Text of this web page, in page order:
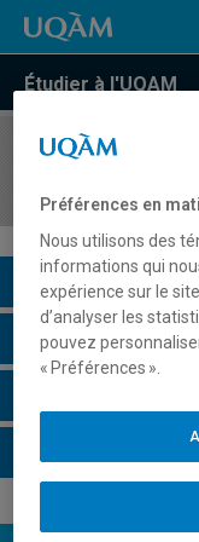
Étudier à l'UQAM
COURS//
Description du
Horaire - Été 2026
Préférences en
Nous utilisons des
informations qui
expérience sur le
d’analyser les
pouvez
« Préférences ».